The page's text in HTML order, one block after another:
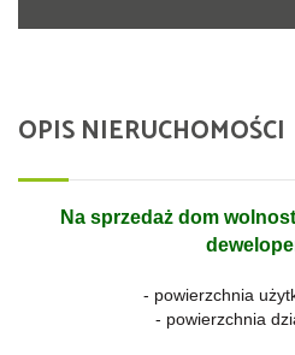
OPIS NIERUCHOMOŚCI
Na sprzedaż dom
- powierzchnia
- powierzchnia